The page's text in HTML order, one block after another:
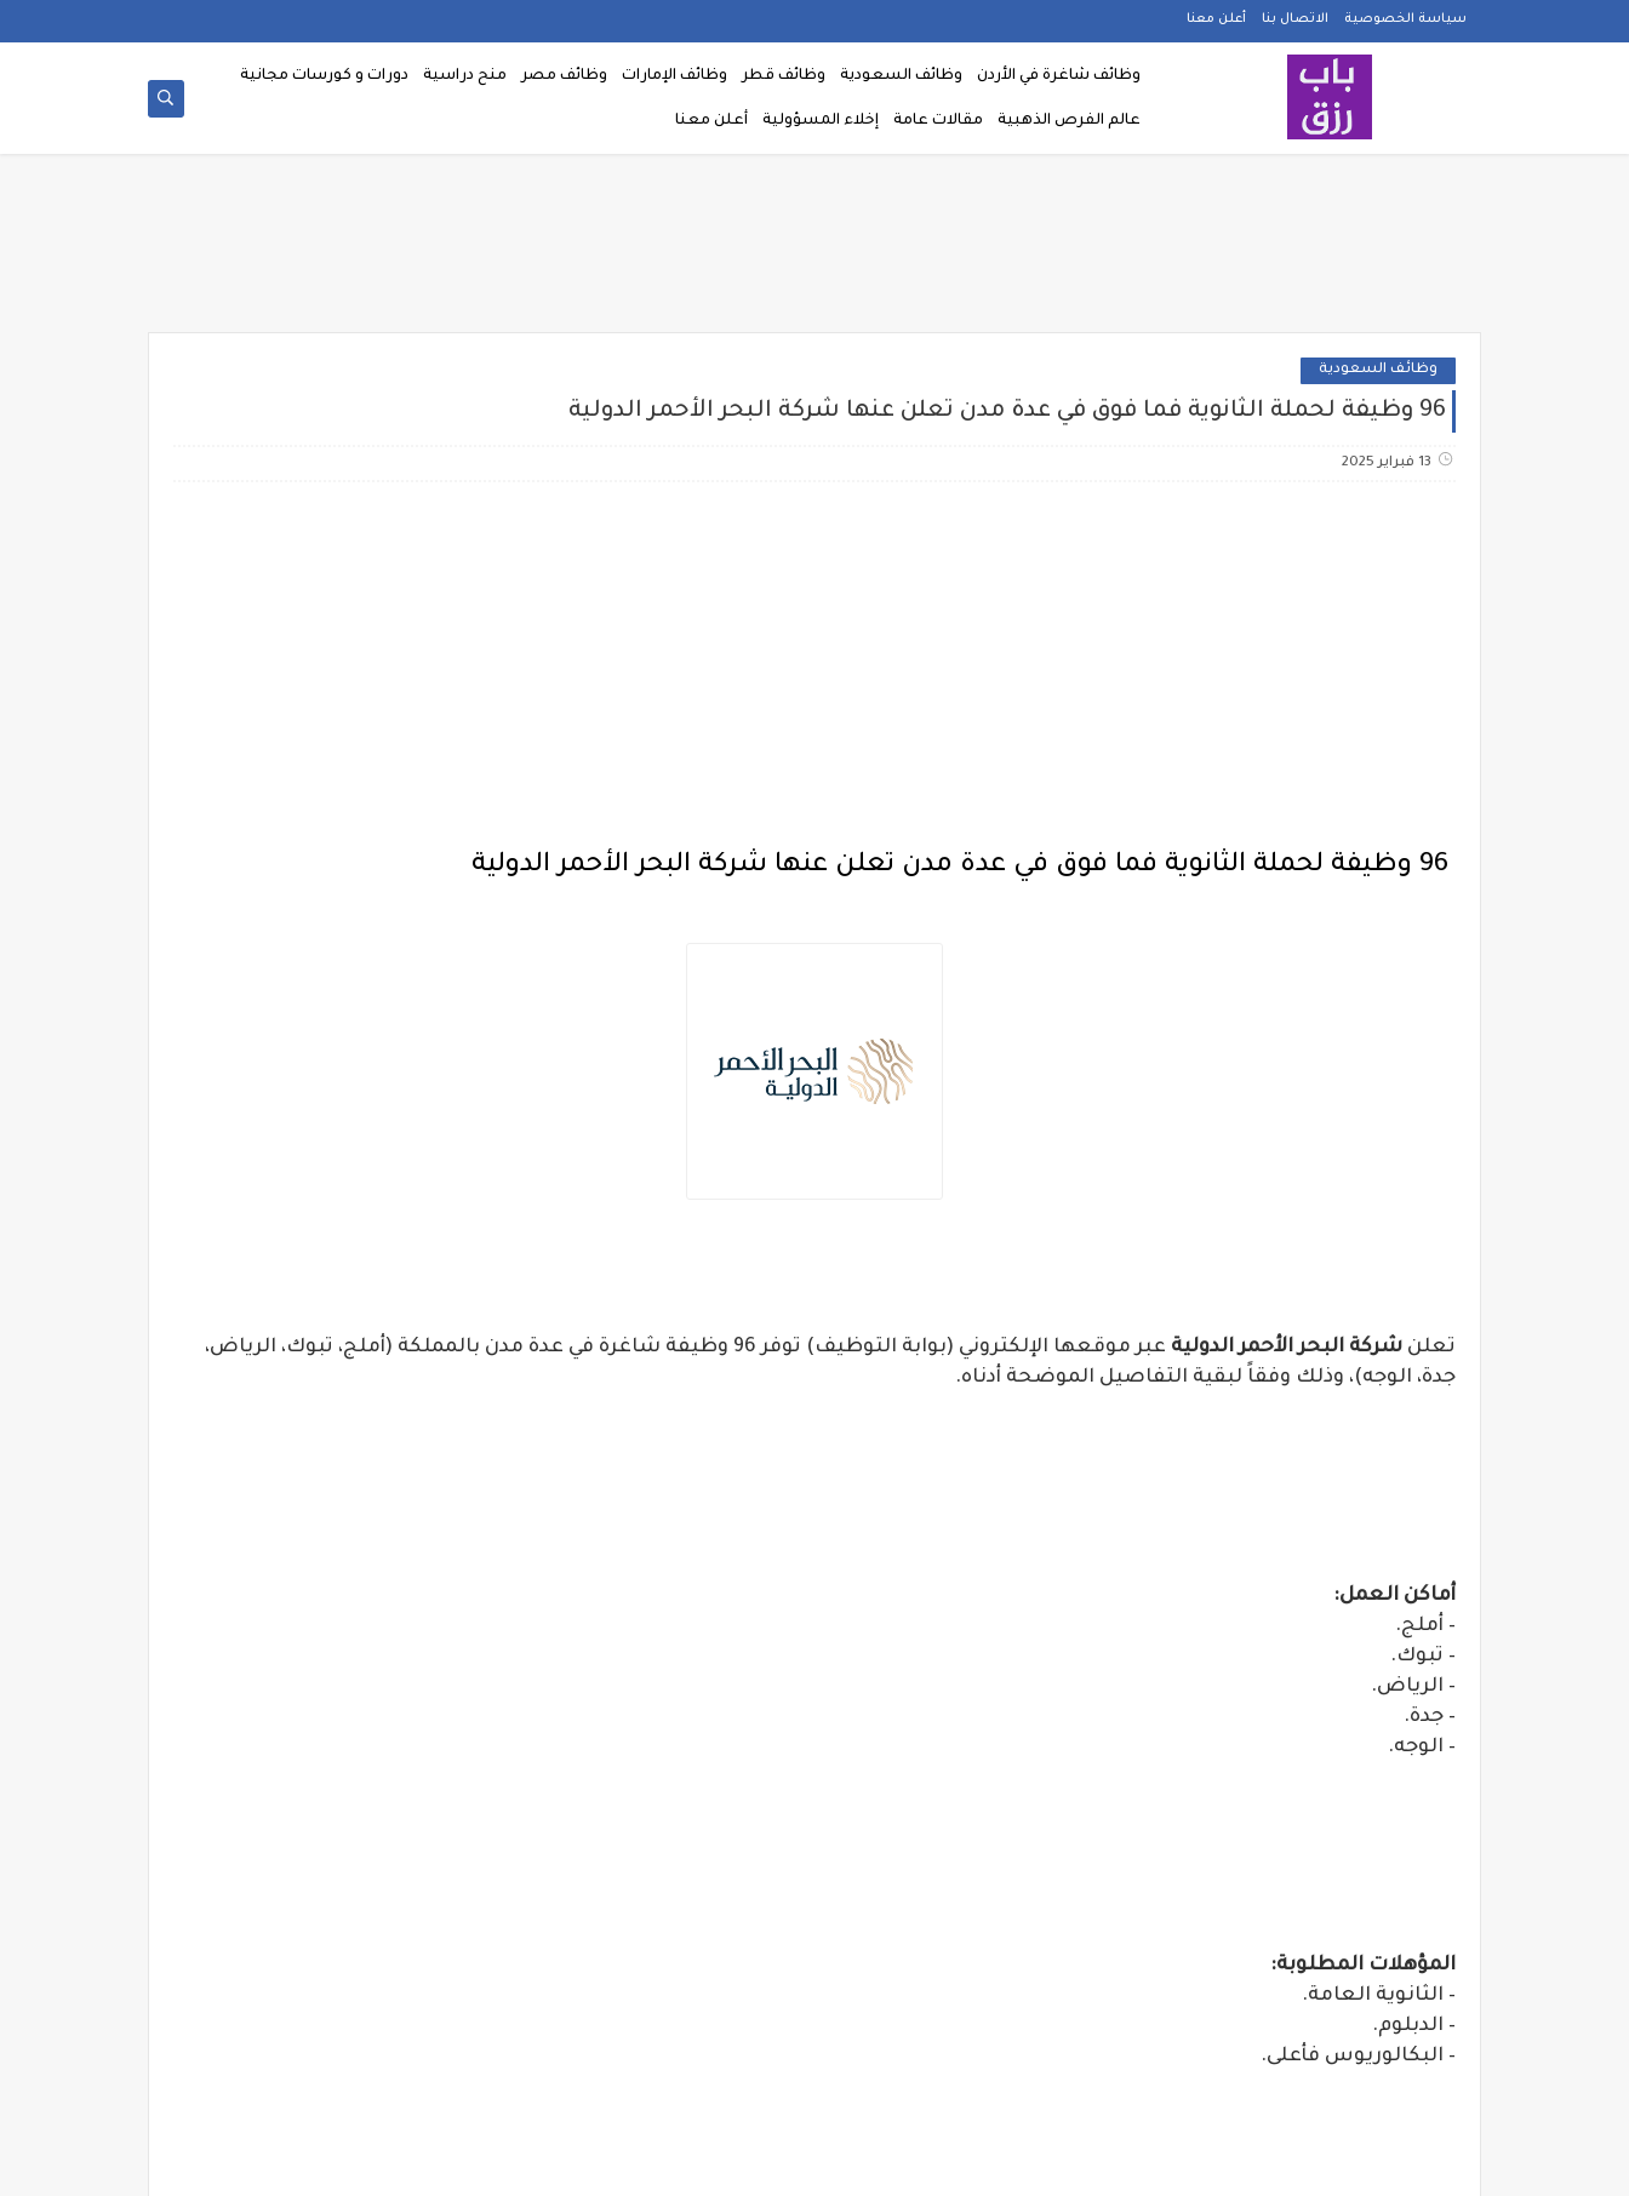
سياسة الخصوصية الاتصال بنا أعلن معنا
وظائف شاغرة في الأردن وظائف السعودية وظائف قطر وظائف الإمارات وظائف مصر منح دراسية دورات و كورسات مجانية
عالم الفرص الذهبية مقالات عامة إخلاء المسؤولية أعلن معنا
وظائف السعودية
96 وظيفة لحملة الثانوية فما فوق في عدة مدن تعلن عنها شركة البحر الأحمر الدولية
13 فبراير 2025
تعلن شركة البحر الأحمر الدولية
عبر موقعها الإلكتروني (بوابة التوظيف) توفر 96 وظيفة شاغرة في عدة مدن بالمملكة (أملج، تبوك، الرياض،
جدة، الوجه)، وذلك وفقاً لبقية التفاصيل الموضحة أدناه.
أماكن العمل:
– أملج.
– تبوك.
– الرياض.
– جدة.
– الوجه.
المؤهلات المطلوبة:
– الثانوية العامة.
– الدبلوم.
– البكالوريوس فأعلى.